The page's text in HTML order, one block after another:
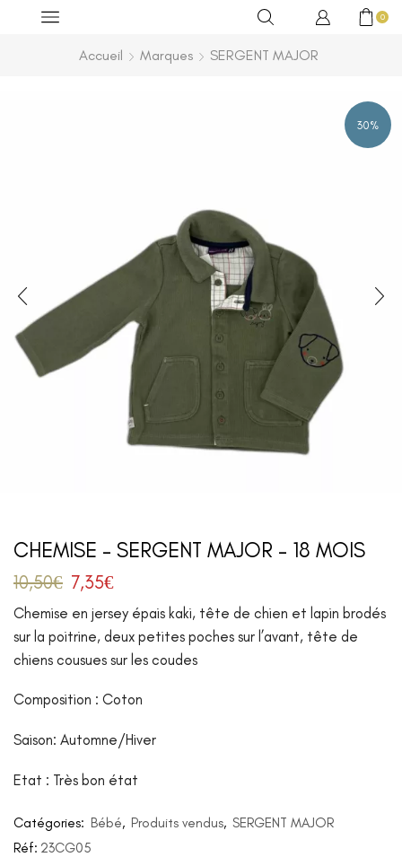
0
Accueil Marques SERGENT MAJOR
30%
CHEMISE – SERGENT MAJOR – 18 MOIS
10,50€ 7,35€
Chemise en jersey épais kaki, tête de chien et lapin brodés
sur la poitrine, deux petites poches sur l’avant, tête de
chiens cousues sur les coudes
Composition : Coton
Saison: Automne/Hiver
Etat : Très bon état
Catégories: Bébé, Produits vendus, SERGENT MAJOR
Réf: 23CG05